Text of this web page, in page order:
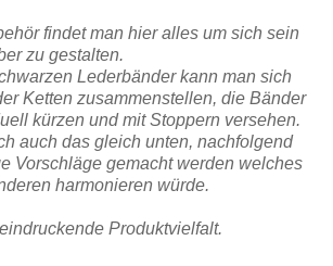
findet man hier alles um sich sein
zu gestalten.
Lederbänder kann man sich
Ketten zusammenstellen, die Bänder
kürzen und mit Stoppern versehen.
auch das gleich unten, nachfolgend
Vorschläge gemacht werden welches
harmonieren würde.
Produktvielfalt.